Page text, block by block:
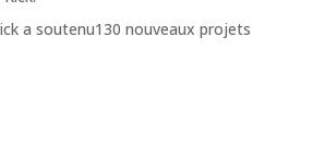
a soutenu130 nouveaux projets